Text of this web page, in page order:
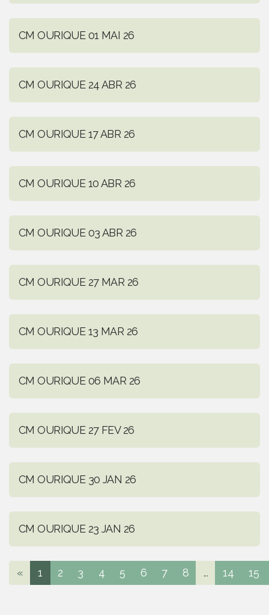
CM OURIQUE 01 MAI 26
CM OURIQUE 24 ABR 26
CM OURIQUE 17 ABR 26
CM OURIQUE 10 ABR 26
CM OURIQUE 03 ABR 26
CM OURIQUE 27 MAR 26
CM OURIQUE 13 MAR 26
CM OURIQUE 06 MAR 26
CM OURIQUE 27 FEV 26
CM OURIQUE 30 JAN 26
CM OURIQUE 23 JAN 26
« 1 2 3 4 5 6 7 8 ... 14 15